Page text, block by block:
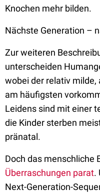
Knochen mehr bilden.
Nächste Generation –
Zur weiteren
unterscheiden
wobei der relativ
am häufigsten
Leidens sind mit einer
die Kinder sterben
pränatal.
Doch das menschliche
Überraschungen parat.
Next-Generation-